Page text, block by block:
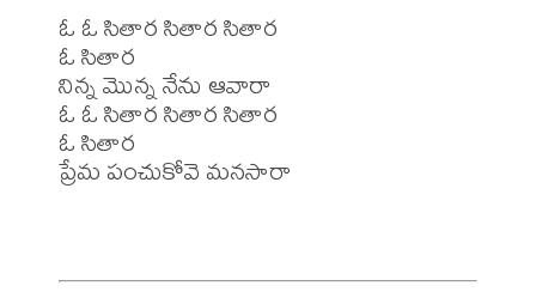
ఓ ఓ సితార సితార సితార
ఓ సితార
నిన్న మొన్న నేను ఆవారా
ఓ ఓ సితార సితార సితార
ఓ సితార
ప్రేమ పంచుకోవె మనసారా